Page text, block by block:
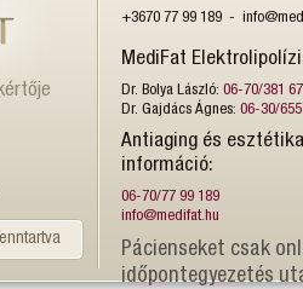
+3670 77 99 189 -
MediFat
Dr. Bolya László: 06-70/381
Dr. Gajdács Ágnes: 06-30/
Antiaging és
információ:
06-70/77 99 189
info@medifat.hu
Pácienseket csak
időpontegyezetés